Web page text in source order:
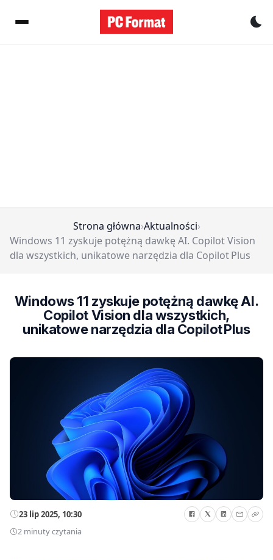
Strona główna›Aktualności›
Windows 11 zyskuje potężną dawkę AI. Copilot Vision
dla wszystkich, unikatowe narzędzia dla Copilot Plus
Windows 11 zyskuje potężną dawkę AI.
Copilot Vision dla wszystkich,
unikatowe narzędzia dla Copilot Plus
23 lip 2025, 10:30
2 minuty czytania